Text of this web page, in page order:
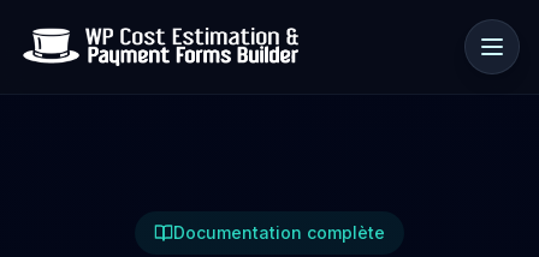
Documentation complète